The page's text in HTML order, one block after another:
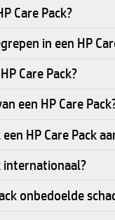
Care Pack?
in een HP
Care Pack?
een HP Care
HP Care Pack
internationaal?
onbedoelde